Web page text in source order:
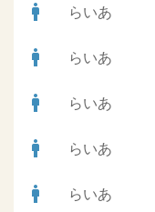
man らいあ
man らいあ
man らいあ
man らいあ
man らいあ